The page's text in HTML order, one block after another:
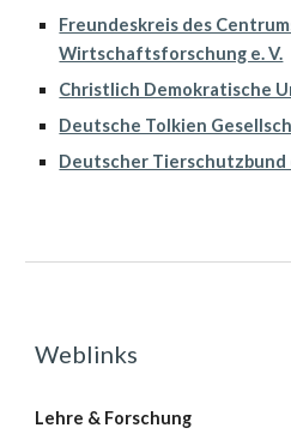
Freundeskreis des
Wirtschaftsforschung e. V.
Christlich Demokratische
Deutsche Tolkien
Deutscher Tierschutzbund
Weblinks
Lehre & Forschung